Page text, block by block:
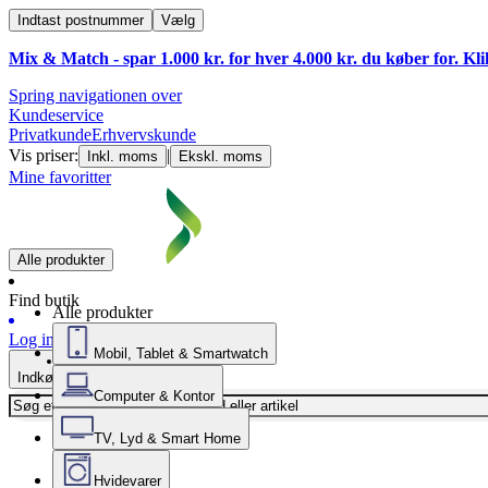
Indtast postnummer Vælg
Mix & Match - spar 1.000 kr. for hver 4.000 kr. du køber for.
Spring navigationen over
Kundeservice
PrivatkundeErhvervskunde
Vis priser:
Inkl. moms | Ekskl. moms
Mine favoritter
Alle produkter
Find butik
Log ind
Indkøbskurv
Alle produkter
Mobil, Tablet & Smartwatch
Computer & Kontor
TV, Lyd & Smart Home
Hvidevarer